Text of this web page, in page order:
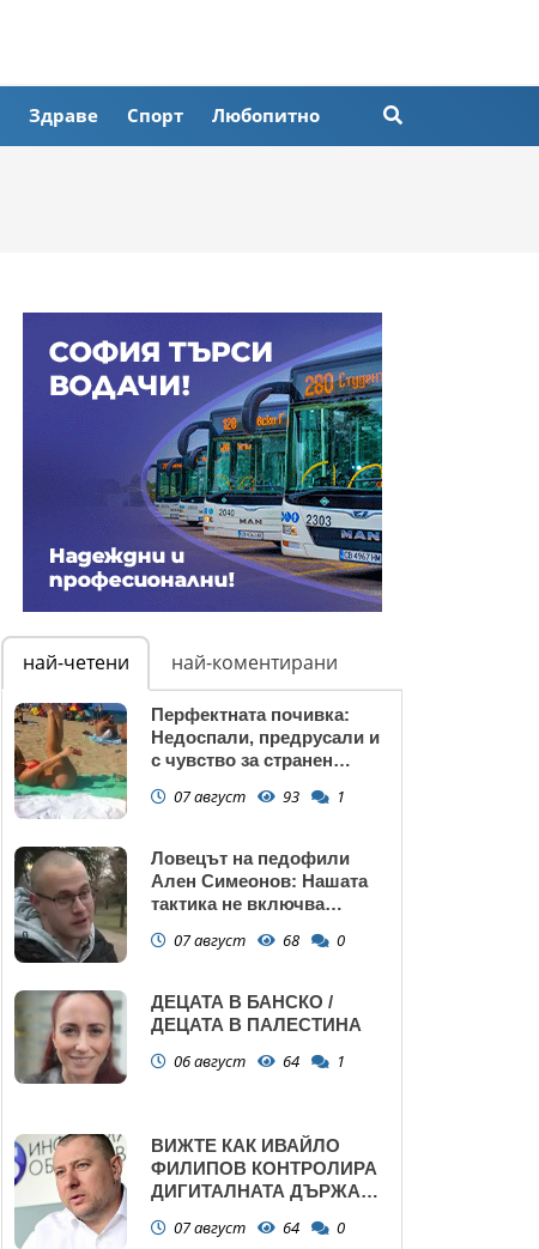
Здраве Спорт Любопитно
най-четени най-коментирани
Перфектната почивка:
Недоспали, предрусали и
с чувство за странен
07 август 93 1
Ловецът на педофили
Ален Симеонов: Нашата
тактика не включва
07 август 68 0
ДЕЦАТА В БАНСКО /
ДЕЦАТА В ПАЛЕСТИНА
06 август 64 1
ВИЖТЕ КАК ИВАЙЛО
ФИЛИПОВ КОНТРОЛИРА
ДИГИТАЛНАТА ДЪРЖАВА
ПРАВИТЕЛСТВОТО?
07 август 64 0